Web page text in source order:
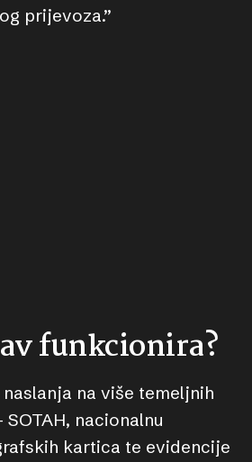
prijevoza.”
funkcionira?
naslanja na više temeljnih
nacionalnu
kartica te evidencije